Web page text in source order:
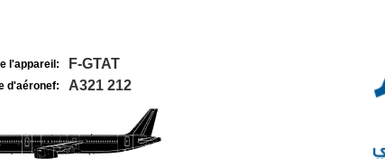
l'appareil: F-GTAT
d'aéronef: A321 212